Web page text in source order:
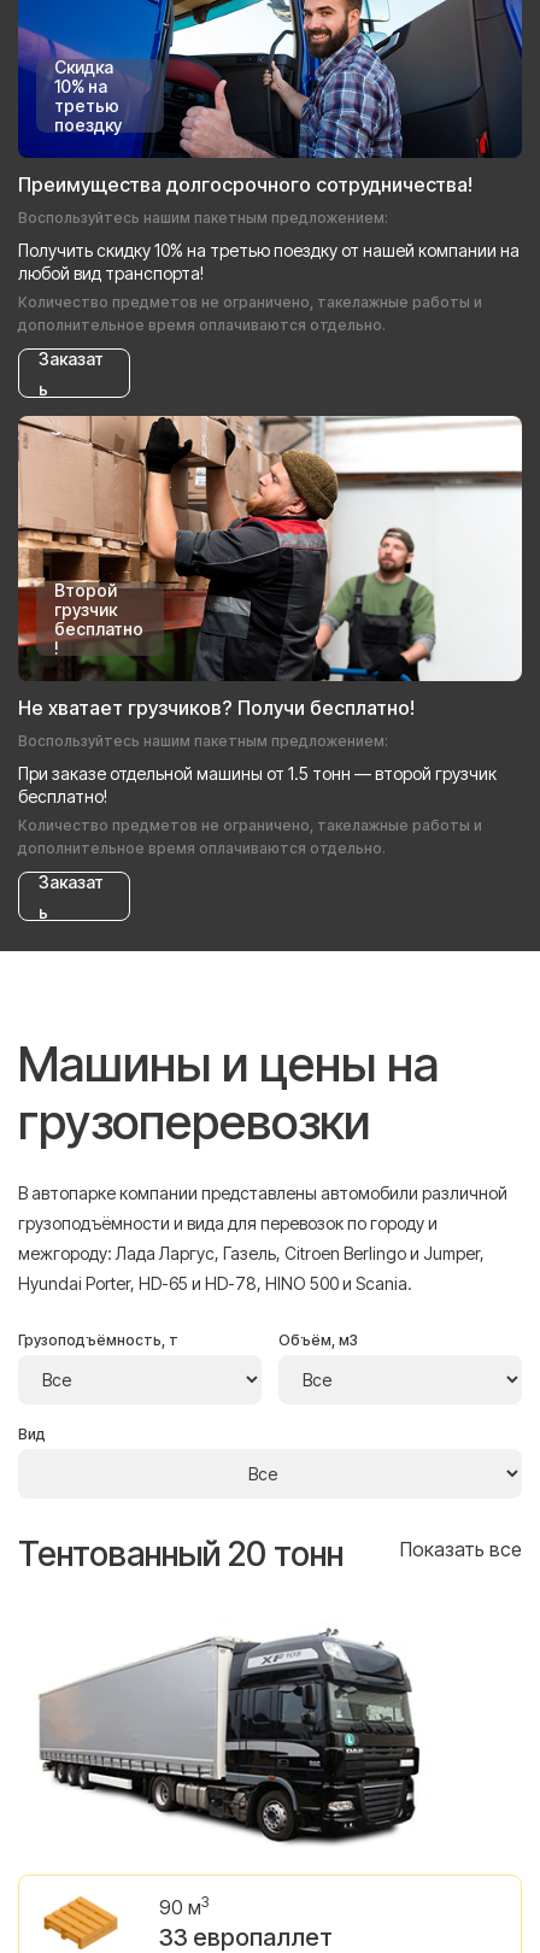
Скидка
10% на
третью
поездку
Преимущества долгосрочного сотрудничества!
Воспользуйтесь нашим пакетным предложением:
Получить скидку 10% на третью поездку от нашей компании на
любой вид транспорта!
Количество предметов не ограничено, такелажные работы и
дополнительное время оплачиваются отдельно.
Заказат
ь
Второй
грузчик
бесплатно
!
Не хватает грузчиков? Получи бесплатно!
Воспользуйтесь нашим пакетным предложением:
При заказе отдельной машины от 1.5 тонн — второй грузчик
бесплатно!
Количество предметов не ограничено, такелажные работы и
дополнительное время оплачиваются отдельно.
Заказат
ь
Машины и цены на
грузоперевозки
В автопарке компании представлены автомобили различной
грузоподъёмности и вида для перевозок по городу и
межгороду: Лада Ларгус, Газель, Citroen Berlingo и Jumper,
Hyundai Porter, HD-65 и HD-78, HINO 500 и Scania.
Грузоподъёмность, т Объём, м3
Вид
Тентованный 20 тонн Показать все
90 м3
33 европаллет